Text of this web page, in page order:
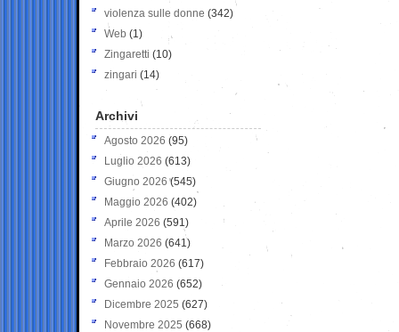
violenza sulle donne (342)
Web (1)
Zingaretti (10)
zingari (14)
Archivi
Agosto 2026 (95)
Luglio 2026 (613)
Giugno 2026 (545)
Maggio 2026 (402)
Aprile 2026 (591)
Marzo 2026 (641)
Febbraio 2026 (617)
Gennaio 2026 (652)
Dicembre 2025 (627)
Novembre 2025 (668)